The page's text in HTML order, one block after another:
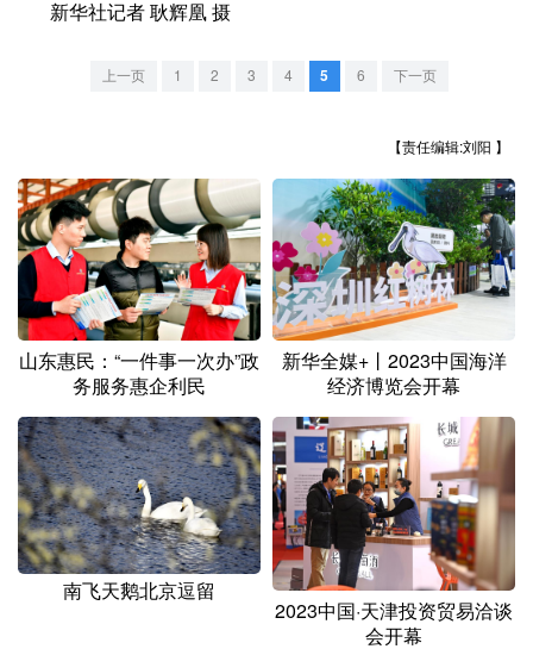
浙江 安徽 福建 江西
山东 河南 湖北 湖南
广东 广西 海南 重庆
四川 贵州 云南 西藏
陕西 甘肃 青海 宁夏
新疆 内蒙古 黑龙江
多语种频道
Français عربى
新华社记者 耿辉凰 摄
上一页 1 2 3 4 5 6 下一页
【责任编辑:刘阳 】
山东惠民：“一件事一次办”政
务服务惠企利民
新华全媒+丨2023中国海洋
经济博览会开幕
南飞天鹅北京逗留
2023中国·天津投资贸易洽谈
会开幕